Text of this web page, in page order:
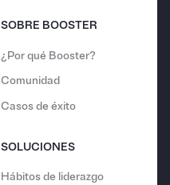
SOBRE BOOSTER
¿Por qué Booster?
Comunidad
Casos de éxito
SOLUCIONES
Hábitos de liderazgo